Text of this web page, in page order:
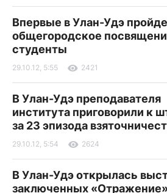
Впервые в Улан-Удэ
общегородское
студенты
29.10.12, 5:55 2421
В Улан-Удэ преподавателя
института приговорили к
за 23 эпизода
29.10.12, 5:54 2624
В Улан-Удэ открылась
заключенных